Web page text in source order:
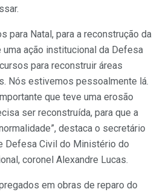
para Natal, para a reconstrução da
ação institucional da Defesa
para reconstruir áreas
Nós estivemos pessoalmente lá.
que teve uma erosão
ser reconstruída, para que a
destaca o secretário
Defesa Civil do Ministério do
coronel Alexandre Lucas.
em obras de reparo do